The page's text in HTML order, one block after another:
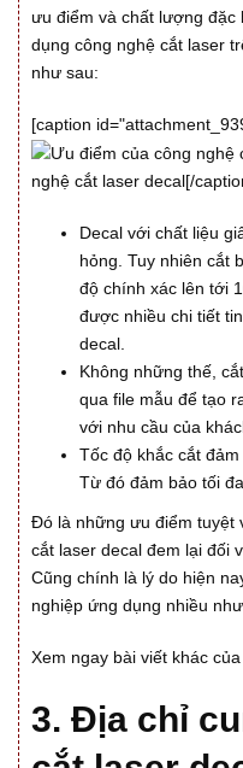
ưu điểm và chất lượng đặc
dụng công nghệ cắt laser
như sau:
[caption
nghệ cắt laser decal[/
Decal với chất liệu
hỏng. Tuy nhiên cắt
độ chính xác lên tới
được nhiều chi tiết
decal.
Không những thế,
qua file mẫu để tạo
với nhu cầu của
Tốc độ khắc cắt
Từ đó đảm bảo tối
Đó là những ưu điểm tuyệt
cắt laser decal đem lại đối
Cũng chính là lý do hiện
nghiệp ứng dụng nhiều như
Xem ngay bài viết khác
3. Địa chỉ